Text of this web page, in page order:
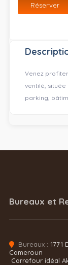
Réserver
Venez
ventilé, située
parking,
Bureaux et
Bureaux : 1771
Cameroun
Carrefour idéal